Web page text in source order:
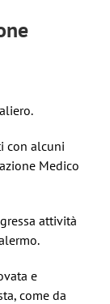
con alcuni
Medico
attività
e
come da